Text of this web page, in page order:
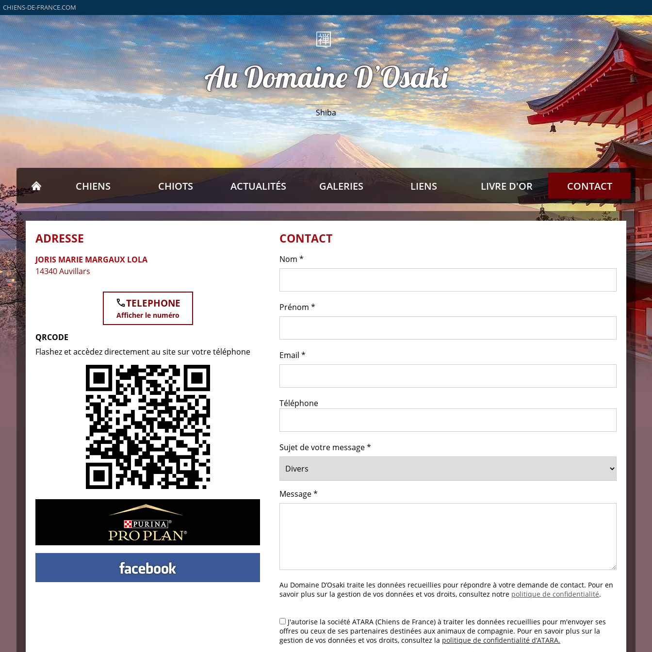
CHIENS-DE-FRANCE.COM
Au Domaine D’Osaki
Shiba
CHIENS CHIOTS ACTUALITÉS GALERIES LIENS LIVRE D'OR CONTACT
ADRESSE
JORIS MARIE MARGAUX LOLA
14340 Auvillars
TELEPHONE
Afficher le numéro
QRCODE
Flashez et accèdez directement au site sur votre téléphone
CONTACT
Nom*
Prénom*
Email*
Téléphone
Sujet de votre message*
Message*
Au Domaine D’Osaki traite les données recueillies pour répondre à votre demande de contact. Pour en
savoir plus sur la gestion de vos données et vos droits, consultez notre politique de confidentialité.
J'autorise la société ATARA (Chiens de France) à traiter les données recueillies pour m'envoyer ses
offres ou ceux de ses partenaires destinées aux animaux de compagnie. Pour en savoir plus sur la
gestion de vos données et vos droits, consultez la politique de confidentialité d’ATARA.